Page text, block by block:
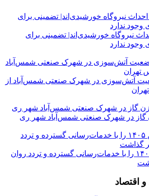
نیروگاه خورشیدی‌اند| تضمینی برای
وجود ندارد
آتش‌سوزی در شهرک صنعتی شمس‌آباد از
در شهرک صنعتی شمس‌آباد شهر ری
مرز شلمچه اربعین ۱۴۰۵ را با خدمات‌رسانی گسترده و تردد روان
و اقتصاد